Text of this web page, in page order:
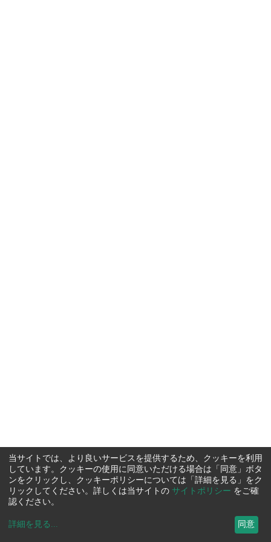
当サイトでは、より良いサービスを提供するため、クッキーを利用
しています。クッキーの使用に同意いただける場合は「同意」ボタ
ンをクリックし、クッキーポリシーについては「詳細を見る」をク
リックしてください。詳しくは当サイトの サイトポリシー をご確
認ください。
詳細を見る ... 同意